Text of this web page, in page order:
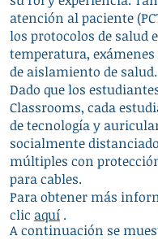
atención al paciente
los protocolos de salud
temperatura,
de aislamiento de salud.
Dado que los
Classrooms, cada
de tecnología y
socialmente
múltiples con
para cables.
Para obtener más
clic aquí .
A continuación se